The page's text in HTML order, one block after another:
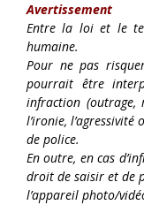
Avertissement
Entre la loi et le
humaine.
Pour ne pas
pourrait être
infraction (outrage,
l’ironie, l’agressivité
de police.
En outre, en cas
droit de saisir et de
l’appareil photo/